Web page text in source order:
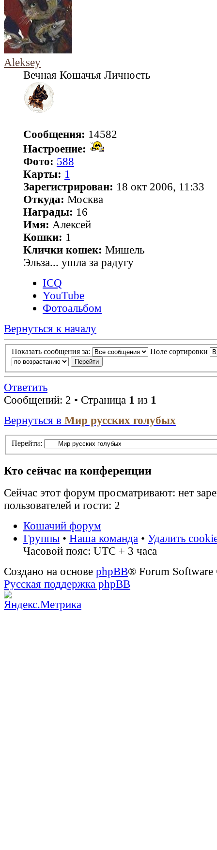
Aleksey
Вечная Кошачья Личность
Сообщения: 14582
Настроение:
Фото: 588
Карты: 1
Зарегистрирован: 18 окт 2006, 11:33
Откуда: Москва
Награды: 16
Имя: Алексей
Кошки: 1
Клички кошек: Мишель
Эльза... ушла за радугу
ICQ
YouTube
Фотоальбом
Вернуться к началу
Показать сообщения за: Поле сортировки
Ответить
Сообщений: 2 • Страница 1 из 1
Вернуться в Мир русских голубых
Перейти:
Кто сейчас на конференции
Сейчас этот форум просматривают: нет
пользователей и гости: 2
Кошачий форум
Группы • Наша команда • Удалить
Часовой пояс: UTC + 3 часа
Создано на основе phpBB® Forum
Русская поддержка phpBB